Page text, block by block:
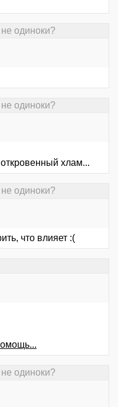
одиноки?
одиноки?
хлам...
одиноки?
что влияет :(
одиноки?